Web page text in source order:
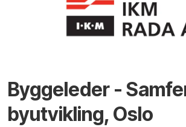
Byggeleder -
byutvikling, Oslo